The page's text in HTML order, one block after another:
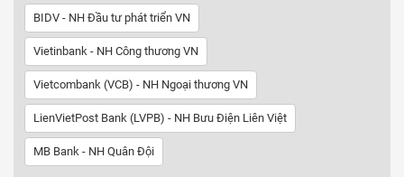
BIDV - NH Đầu tư phát triển VN
Vietinbank - NH Công thương VN
Vietcombank (VCB) - NH Ngoại thương VN
LienVietPost Bank (LVPB) - NH Bưu Điện Liên Việt
MB Bank - NH Quân Đội